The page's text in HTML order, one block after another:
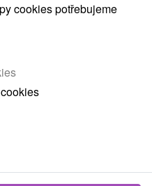
cookies potřebujeme